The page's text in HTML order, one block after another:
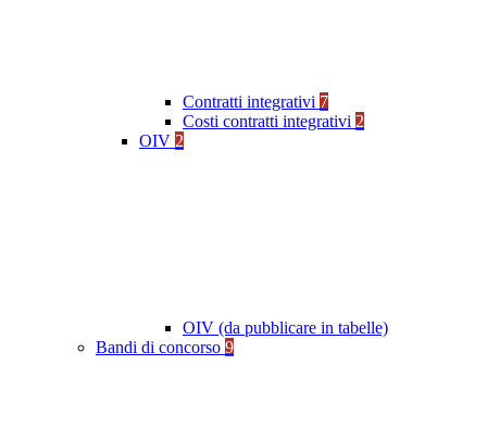
Contratti integrativi 7
Costi contratti integrativi 2
OIV 2
OIV (da pubblicare in tabelle)
Bandi di concorso 9